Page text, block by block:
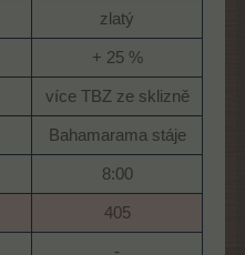
zlatý​
+ 25 %​
více TBZ ze sklizně​
Bahamarama stáje​
8:00​
405​